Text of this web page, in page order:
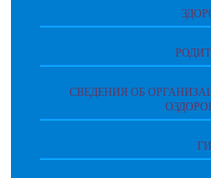
СВЕДЕНИЯ ОБ